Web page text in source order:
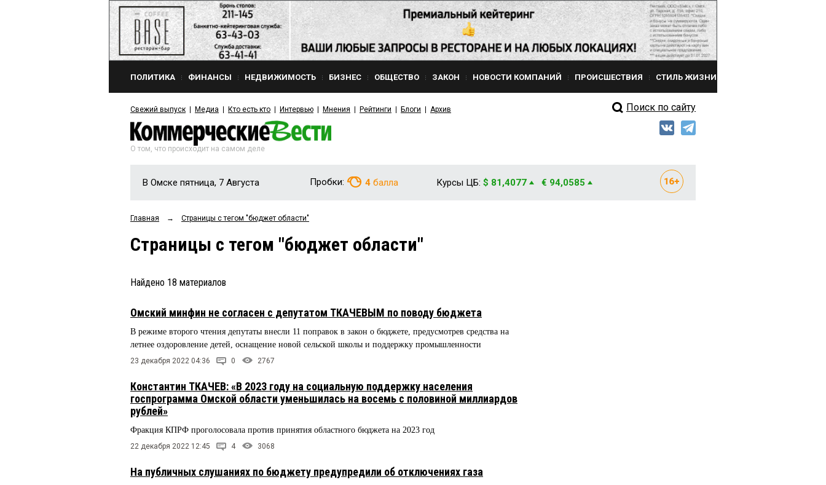
ПОЛИТИКА ФИНАНСЫ НЕДВИЖИМОСТЬ БИЗНЕС ОБЩЕСТВО ЗАКОН НОВОСТИ КОМПАНИЙ ПРОИСШЕСТВИЯ СТИЛЬ ЖИЗНИ
Свежий выпуск Медиа Кто есть кто Интервью Мнения Рейтинги Блоги Архив Поиск по сайту
О том, что происходит на самом деле
В Омске пятница, 7 Августа Пробки: 4 балла Курсы ЦБ: $ 81,4077 € 94,0585
Главная → Страницы c тегом "бюджет области"
Страницы c тегом "бюджет области"
Найдено 18 материалов
Омский минфин не согласен с депутатом ТКАЧЕВЫМ по поводу бюджета
В режиме второго чтения депутаты внесли 11 поправок в закон о бюджете, предусмотрев средства на
летнее оздоровление детей, оснащение новой сельской школы и поддержку промышленности
23 декабря 2022 04:36 0 2767
Константин ТКАЧЕВ: «В 2023 году на социальную поддержку населения
госпрограмма Омской области уменьшилась на восемь с половиной миллиардов
рублей»
Фракция КПРФ проголосовала против принятия областного бюджета на 2023 год
22 декабря 2022 12:45 4 3068
На публичных слушаниях по бюджету предупредили об отключениях газа